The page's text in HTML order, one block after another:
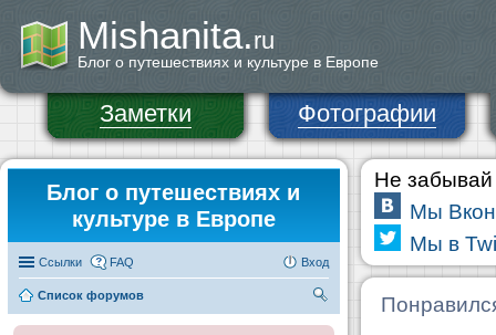
Mishanita.ru
Блог о путешествиях и культуре в Европе
Заметки Фотографии
Блог о путешествиях и
культуре в Европе
Ссылки FAQ Вход
Список форумов
Не забывай
Мы
Мы в